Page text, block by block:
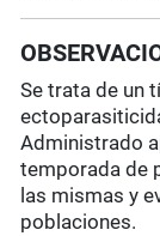
Se trata de un
Administrado
temporada de
las mismas y
poblaciones.